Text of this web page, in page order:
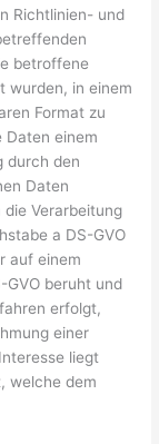
Richtlinien- und
betroffene
wurden, in einem
Format zu
Daten einem
durch den
Daten
Verarbeitung
a DS-GVO
auf einem
GVO beruht und
erfolgt,
einer
liegt
welche dem